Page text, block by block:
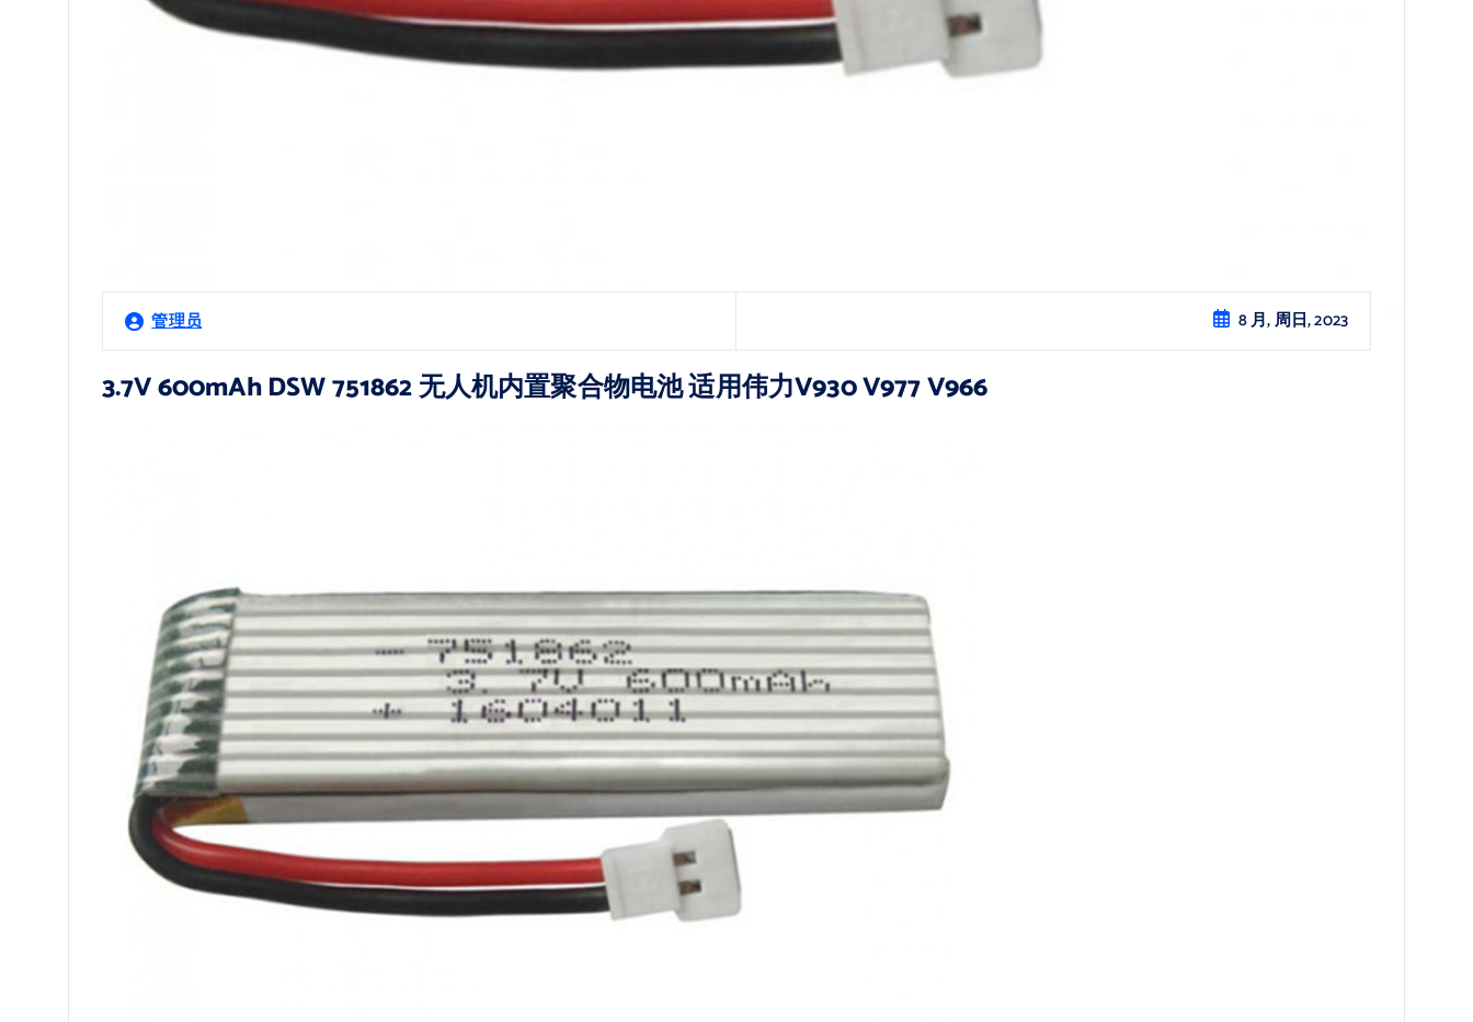
管理员 8 月, 周日, 2023
3.7V 600mAh DSW 751862 无人机内置聚合物电池 适用伟力V930 V977 V966